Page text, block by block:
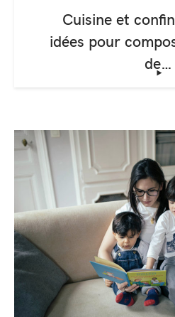
Cuisine et
idées pour
de…
‣